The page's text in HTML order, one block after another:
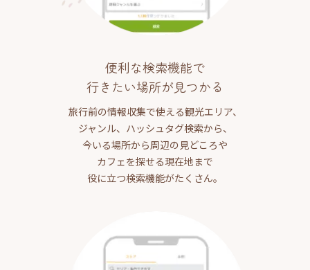
便利な検索機能で
行きたい場所が見つかる
旅行前の情報収集で使える観光エリア、
ジャンル、ハッシュタグ検索から、
今いる場所から周辺の見どころや
カフェを探せる現在地まで
役に立つ検索機能がたくさん。